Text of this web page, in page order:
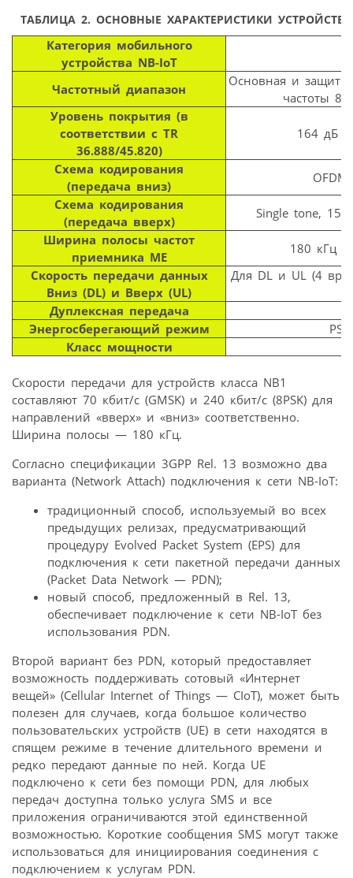
ТАБЛИЦА 2. ОСНОВНЫЕ ХАРАКТЕРИСТИКИ УСТРОЙСТВ
Категория мобильного
устройства NB-IoT
Частотный диапазон
Основная и
частоты
Уровень покрытия (в
соответствии с TR
36.888/45.820)
164 дБ
Схема кодирования
(передача вниз)
Схема кодирования
(передача вверх)
Single tone, 15
Ширина полосы частот
приемника МЕ
180 кГц
Скорость передачи данных
Вниз (DL) и Вверх (UL)
Для DL и UL (4
Дуплексная передача
Энергосберегающий режим
Класс мощности
Скорости передачи для устройств класса NB1
составляют 70 кбит/с (GMSK) и 240 кбит/с (8PSK) для
направлений «вверх» и «вниз» соответственно.
Ширина полосы — 180 кГц.
Согласно спецификации 3GPP Rel. 13 возможно два
варианта (Network Attach) подключения к сети NB-IoT:
традиционный способ, используемый во всех
предыдущих релизах, предусматривающий
процедуру Evolved Packet System (EPS) для
подключения к сети пакетной передачи данных
(Packet Data Network — PDN);
новый способ, предложенный в Rel. 13,
обеспечивает подключение к сети NB-IoT без
использования PDN.
Второй вариант без PDN, который предоставляет
возможность поддерживать сотовый «Интернет
вещей» (Cellular Internet of Things — CIoT), может быть
полезен для случаев, когда большое количество
пользовательских устройств (UE) в сети находятся в
спящем режиме в течение длительного времени и
редко передают данные по ней. Когда UE
подключено к сети без помощи PDN, для любых
передач доступна только услуга SMS и все
приложения ограничиваются этой единственной
возможностью. Короткие сообщения SMS могут также
использоваться для инициирования соединения с
подключением к услугам PDN.